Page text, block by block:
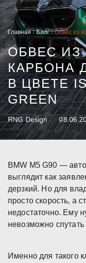
Главная Блог
ОБВЕС ИЗ
КАРБОНА
В ЦВЕТЕ
GREEN
RNG Design
BMW M5 G90 —
выглядит как
дерзкий. Но для
просто скорость, а
недостаточно. Ему
невозможно
Именно для такого